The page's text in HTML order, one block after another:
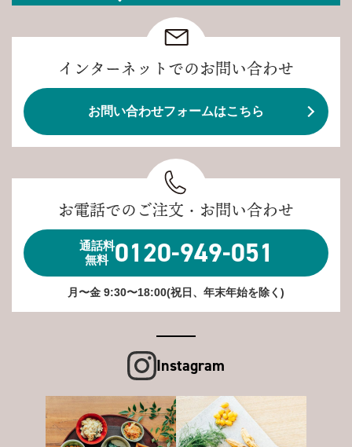
インターネットでのお問い合わせ
お問い合わせフォームはこちら
お電話でのご注文・お問い合わせ
通話料
無料 0120-949-051
月〜金 9:30〜18:00(祝日、年末年始を除く)
Instagram